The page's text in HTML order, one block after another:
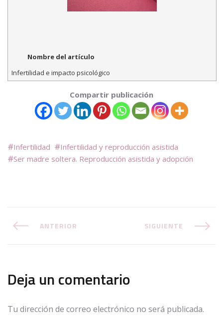
Nombre del artículo
Infertilidad e impacto psicológico
Compartir publicación
Infertilidad
Infertilidad y reproducción asistida
Ser madre soltera. Reproducción asistida y adopción
ANTERIOR SIGUIENTE
Deja un comentario
Tu dirección de correo electrónico no será publicada.